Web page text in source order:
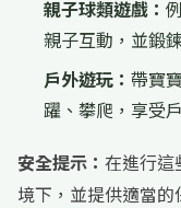
親子球類遊戲：
親子互動，並鍛
戶外遊玩： 帶寶
躍、攀爬，享受
安全提示： 在進行這
境下，並提供適當